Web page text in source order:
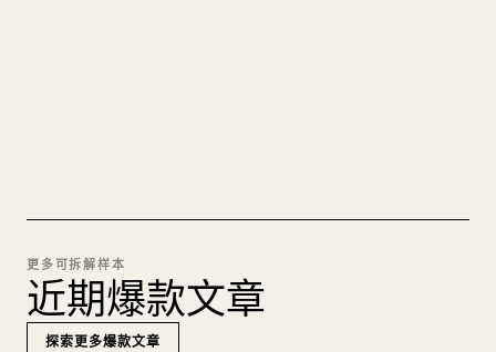
更多可拆解样本
近期爆款文章
探索更多爆款文章